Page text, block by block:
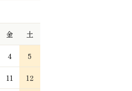
金 土
4 5
11 12